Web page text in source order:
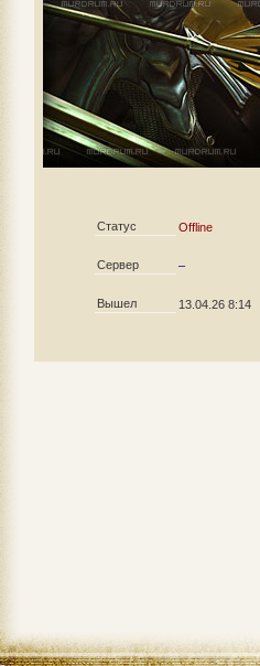
Статус Offline
Сервер –
Вышел 13.04.26 8:14